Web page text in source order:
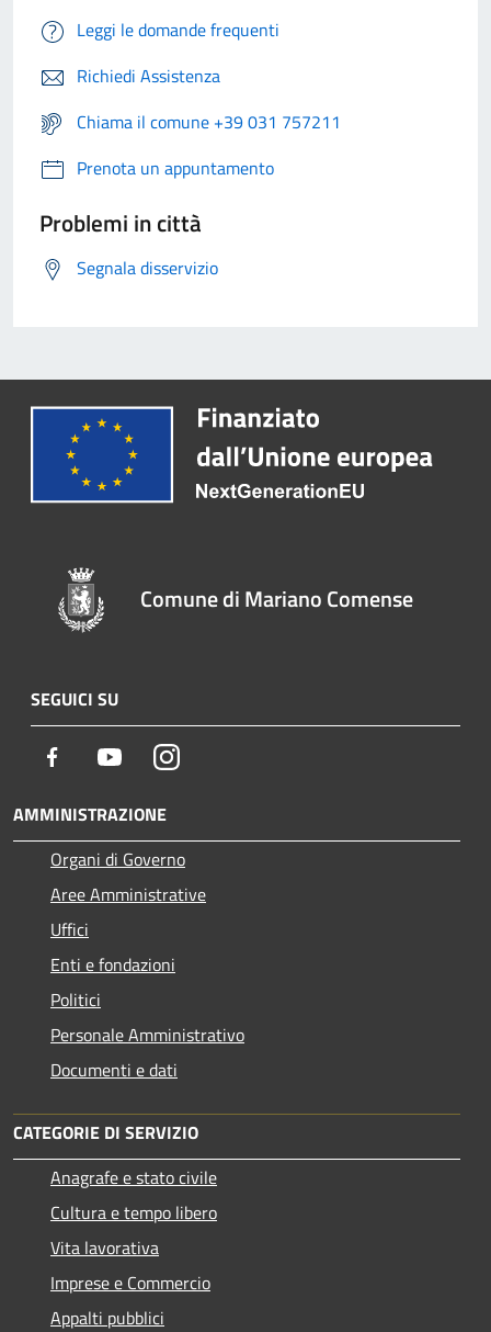
Leggi le domande frequenti
Richiedi Assistenza
Chiama il comune +39 031 757211
Prenota un appuntamento
Problemi in città
Segnala disservizio
Comune di Mariano Comense
SEGUICI SU
Facebook YoutubeInstagram
AMMINISTRAZIONE
Organi di Governo
Aree Amministrative
Uffici
Enti e fondazioni
Politici
Personale Amministrativo
Documenti e dati
CATEGORIE DI SERVIZIO
Anagrafe e stato civile
Cultura e tempo libero
Vita lavorativa
Imprese e Commercio
Appalti pubblici